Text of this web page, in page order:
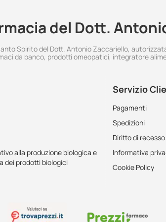
del Dott.
Spirito del Dott. Antonio Zaccariello,
da banco, prodotti omeopatici, integratore
alla produzione biologica e
dei prodotti biologici
Servizio
Pagamenti
Spedizioni
Diritto di recesso
Informativa
Cookie Policy